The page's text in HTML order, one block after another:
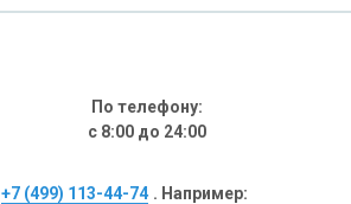
По телефону:
с 8:00 до 24:00
+7 (499) 113-44-74 . Например: